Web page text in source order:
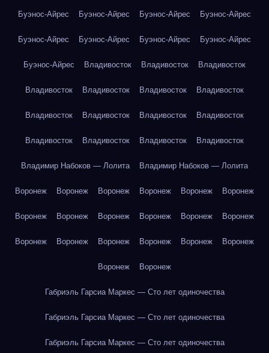
Буэнос-Айрес Буэнос-Айрес Буэнос-Айрес Буэнос-Айрес
Буэнос-Айрес Буэнос-Айрес Буэнос-Айрес Буэнос-Айрес
Буэнос-Айрес Владивосток Владивосток Владивосток
Владивосток Владивосток Владивосток Владивосток
Владивосток Владивосток Владивосток Владивосток
Владивосток Владивосток Владивосток Владивосток
Владимир Набоков — Лолита Владимир Набоков — Лолита
Воронеж Воронеж Воронеж Воронеж Воронеж Воронеж
Воронеж Воронеж Воронеж Воронеж Воронеж Воронеж
Воронеж Воронеж Воронеж Воронеж Воронеж Воронеж
Воронеж Воронеж
Габриэль Гарсиа Маркес — Сто лет одиночества
Габриэль Гарсиа Маркес — Сто лет одиночества
Габриэль Гарсиа Маркес — Сто лет одиночества